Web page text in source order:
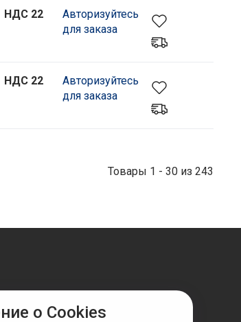
НДС 22
Авторизуйтесь
для заказа
НДС 22
Авторизуйтесь
для заказа
Товары 1 - 30 из 243
о Cookies